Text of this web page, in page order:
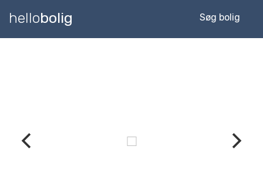
hellobolig Søg bolig